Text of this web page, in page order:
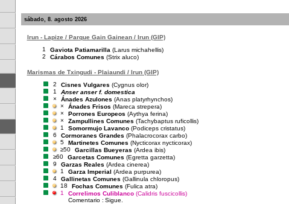
sábado, 8. agosto 2026
Irun - Lapize / Parque Gain Gainean / Irun (GIP)
1
Gaviota Patiamarilla (Larus michahellis)
2
Cárabos Comunes (Strix aluco)
Marismas de Txingudi - Plaiaundi / Irun (GIP)
2
Cisnes Vulgares (Cygnus olor)
1
Anser anser f. domestica
×
Ánades Azulones (Anas platyrhynchos)
×
Ánades Frisos (Mareca strepera)
×
Porrones Europeos (Aythya ferina)
×
Zampullines Comunes (Tachybaptus ruficollis)
1
Somormujo Lavanco (Podiceps cristatus)
6
Cormoranes Grandes (Phalacrocorax carbo)
5
Martinetes Comunes (Nycticorax nycticorax)
≥50
Garcillas Bueyeras (Ardea ibis)
≥60
Garcetas Comunes (Egretta garzetta)
9
Garzas Reales (Ardea cinerea)
1
Garza Imperial (Ardea purpurea)
4
Gallinetas Comunes (Gallinula chloropus)
18
Fochas Comunes (Fulica atra)
1
Correlimos Culiblanco (Calidris fuscicollis)
Comentario : Sigue.